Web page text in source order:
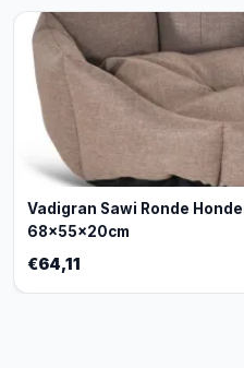
Vadigran Sawi Ronde
68x55x20cm
€64,11